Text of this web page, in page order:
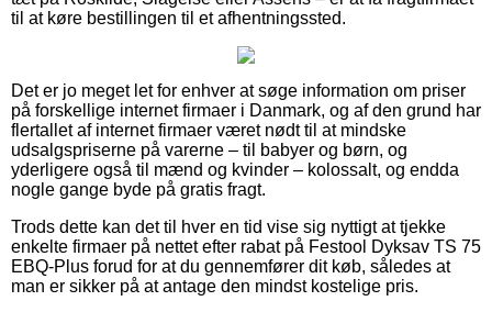
til at køre bestillingen til et afhentningssted.
Det er jo meget let for enhver at søge information om priser
på forskellige internet firmaer i Danmark, og af den grund har
flertallet af internet firmaer været nødt til at mindske
udsalgspriserne på varerne – til babyer og børn, og
yderligere også til mænd og kvinder – kolossalt, og endda
nogle gange byde på gratis fragt.
Trods dette kan det til hver en tid vise sig nyttigt at tjekke
enkelte firmaer på nettet efter rabat på Festool Dyksav TS 75
EBQ-Plus forud for at du gennemfører dit køb, således at
man er sikker på at antage den mindst kostelige pris.